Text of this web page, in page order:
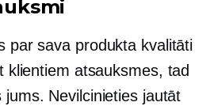
par sava produkta kvalitāti
klientiem atsauksmes, tad
Nevilcinieties jautāt